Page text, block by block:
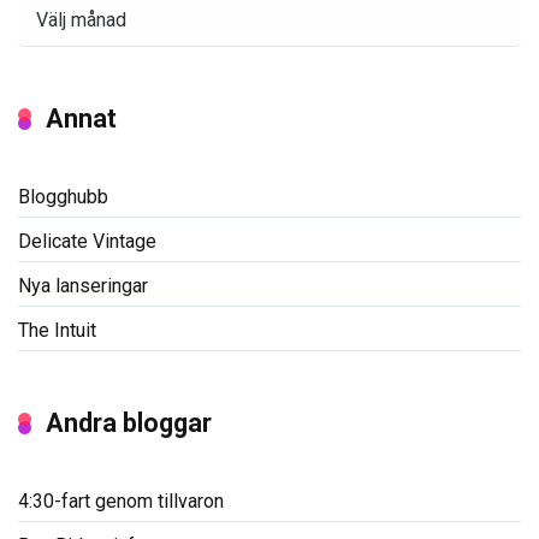
Annat
Blogghubb
Delicate Vintage
Nya lanseringar
The Intuit
Andra bloggar
4:30-fart genom tillvaron